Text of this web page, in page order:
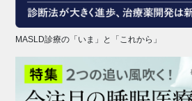
MASLD診療の「いま」と「これから」